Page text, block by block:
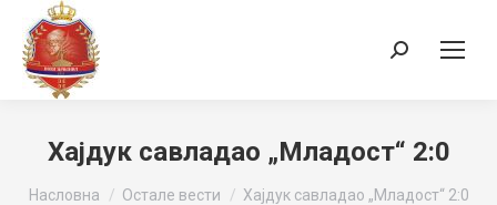
Search:
Хајдук савладао „Младост“ 2:0
You are here:
Насловна Остале вести Хајдук савладао „Младост“ 2:0